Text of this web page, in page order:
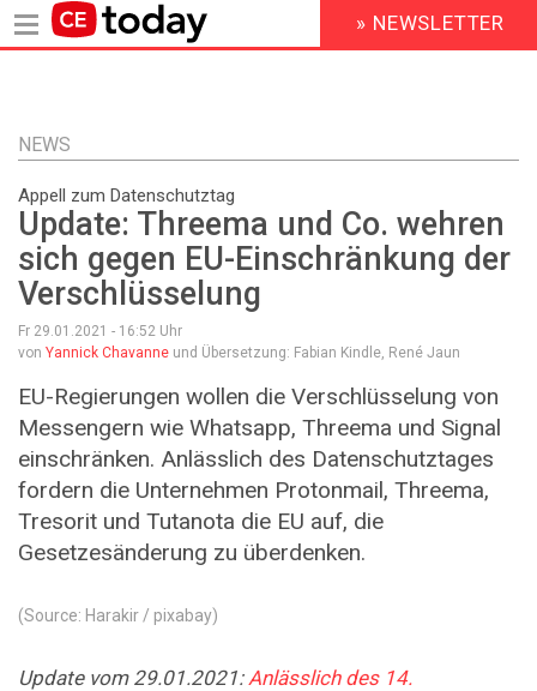
Inhalt
HEADER
MENU
» NEWSLETTER
NEWS
Appell zum Datenschutztag
Update: Threema und Co. wehren
sich gegen EU-Einschränkung der
Verschlüsselung
Fr 29.01.2021 - 16:52 Uhr
von Yannick Chavanne und Übersetzung: Fabian Kindle, René Jaun
EU-Regierungen wollen die Verschlüsselung von
Messengern wie Whatsapp, Threema und Signal
einschränken. Anlässlich des Datenschutztages
fordern die Unternehmen Protonmail, Threema,
Tresorit und Tutanota die EU auf, die
Gesetzesänderung zu überdenken.
(Source: Harakir / pixabay)
Update vom 29.01.2021: Anlässlich des 14.